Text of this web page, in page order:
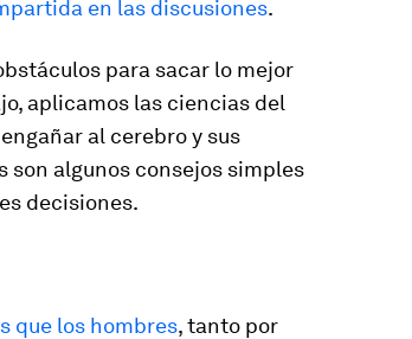
en las discusiones.
para sacar lo mejor
aplicamos las ciencias del
al cerebro y sus
son algunos consejos simples
decisiones.
que los hombres, tanto por